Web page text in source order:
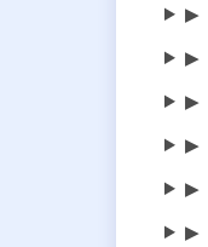
▶
▶
▶
▶
▶
▶